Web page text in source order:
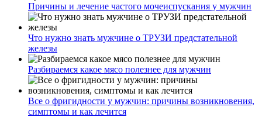
Причины и лечение частого мочеиспускания у мужчин
Что нужно знать мужчине о ТРУЗИ предстательной
железы
Разбираемся какое мясо полезнее для мужчин
Все о фригидности у мужчин: причины возникновения,
симптомы и как лечится